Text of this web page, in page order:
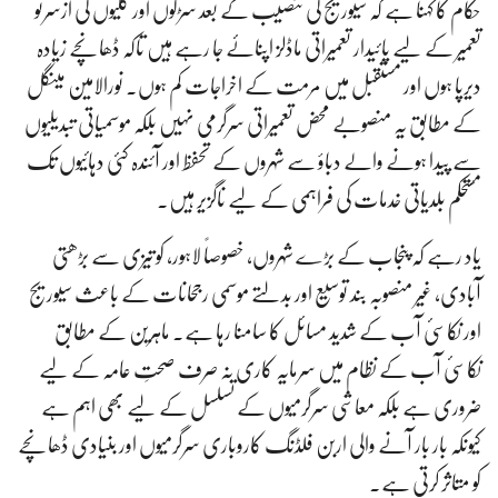
حکام کا کہنا ہے کہ سیوریج کی تنصیب کے بعد سڑکوں اور گلیوں کی ازسرنو
تعمیر کے لیے پائیدار تعمیراتی ماڈلز اپنائے جا رہے ہیں تاکہ ڈھانچے زیادہ
دیرپا ہوں اور مستقبل میں مرمت کے اخراجات کم ہوں۔ نورالامین مینگل
کے مطابق یہ منصوبے محض تعمیراتی سرگرمی نہیں بلکہ موسمیاتی تبدیلیوں
سے پیدا ہونے والے دباؤ سے شہروں کے تحفظ اور آئندہ کئی دہائیوں تک
مستحکم بلدیاتی خدمات کی فراہمی کے لیے ناگزیر ہیں۔
یاد رہے کہ پنجاب کے بڑے شہروں، خصوصاً لاہور، کو تیزی سے بڑھتی
آبادی، غیر منصوبہ بند توسیع اور بدلتے موسمی رجحانات کے باعث سیوریج
اور نکاسیٔ آب کے شدید مسائل کا سامنا رہا ہے۔ ماہرین کے مطابق
نکاسیٔ آب کے نظام میں سرمایہ کاری نہ صرف صحتِ عامہ کے لیے
ضروری ہے بلکہ معاشی سرگرمیوں کے تسلسل کے لیے بھی اہم ہے
کیونکہ بار بار آنے والی اربن فلڈنگ کاروباری سرگرمیوں اور بنیادی ڈھانچے
کو متاثر کرتی ہے۔